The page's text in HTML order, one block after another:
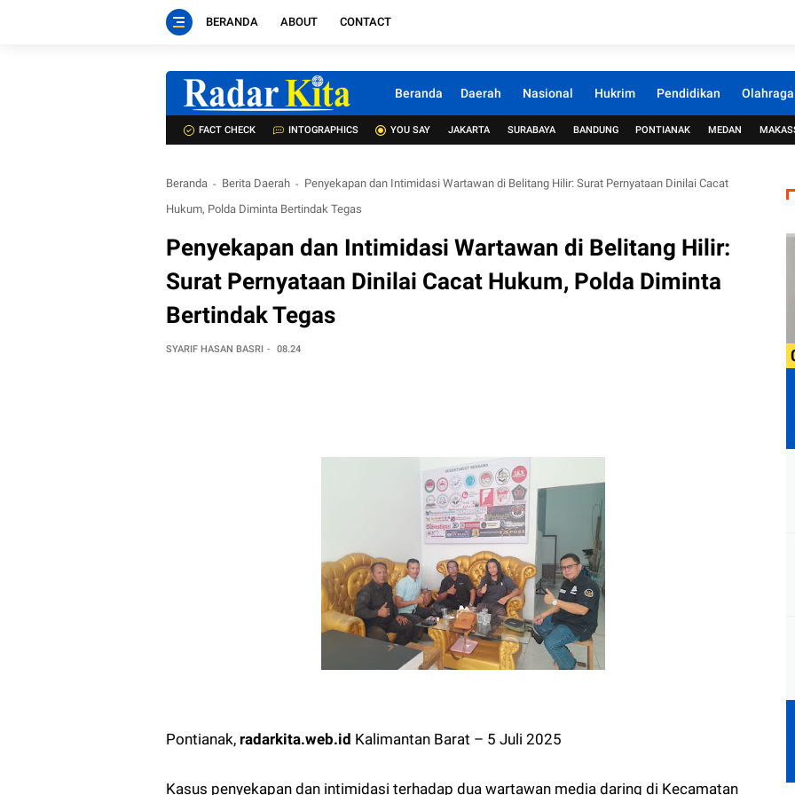
BERANDA ABOUT CONTACT
Beranda Daerah Nasional Hukrim Pendidikan Olahraga
FACT CHECK INTOGRAPHICS YOU SAY JAKARTA SURABAYA BANDUNG PONTIANAK MEDAN
Beranda Berita Daerah
Penyekapan dan Intimidasi Wartawan di Belitang Hilir: Surat Pernyataan Dinilai Cacat
Hukum, Polda Diminta Bertindak Tegas
Penyekapan dan Intimidasi Wartawan di Belitang Hilir:
Surat Pernyataan Dinilai Cacat Hukum, Polda Diminta
Bertindak Tegas
SYARIF HASAN BASRI 08.24
Pontianak, radarkita.web.id Kalimantan Barat – 5 Juli 2025
Kasus penyekapan dan intimidasi terhadap dua wartawan media daring di Kecamatan